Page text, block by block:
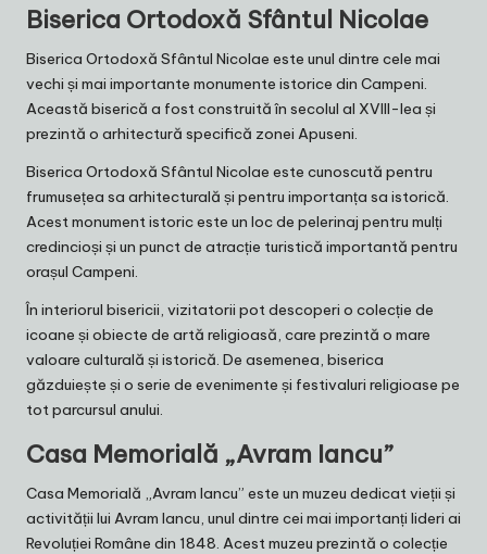
Biserica Ortodoxă Sfântul Nicolae
Biserica Ortodoxă Sfântul Nicolae este unul dintre cele mai
vechi și mai importante monumente istorice din Campeni.
Această biserică a fost construită în secolul al XVIII-lea și
prezintă o arhitectură specifică zonei Apuseni.
Biserica Ortodoxă Sfântul Nicolae este cunoscută pentru
frumusețea sa arhitecturală și pentru importanța sa istorică.
Acest monument istoric este un loc de pelerinaj pentru mulți
credincioși și un punct de atracție turistică importantă pentru
orașul Campeni.
În interiorul bisericii, vizitatorii pot descoperi o colecție de
icoane și obiecte de artă religioasă, care prezintă o mare
valoare culturală și istorică. De asemenea, biserica
găzduiește și o serie de evenimente și festivaluri religioase pe
tot parcursul anului.
Casa Memorială „Avram Iancu”
Casa Memorială „Avram Iancu” este un muzeu dedicat vieții și
activității lui Avram Iancu, unul dintre cei mai importanți lideri ai
Revoluției Române din 1848. Acest muzeu prezintă o colecție